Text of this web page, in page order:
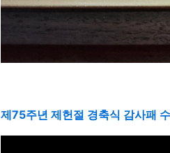
제75주년 제헌절 경축식 감사패